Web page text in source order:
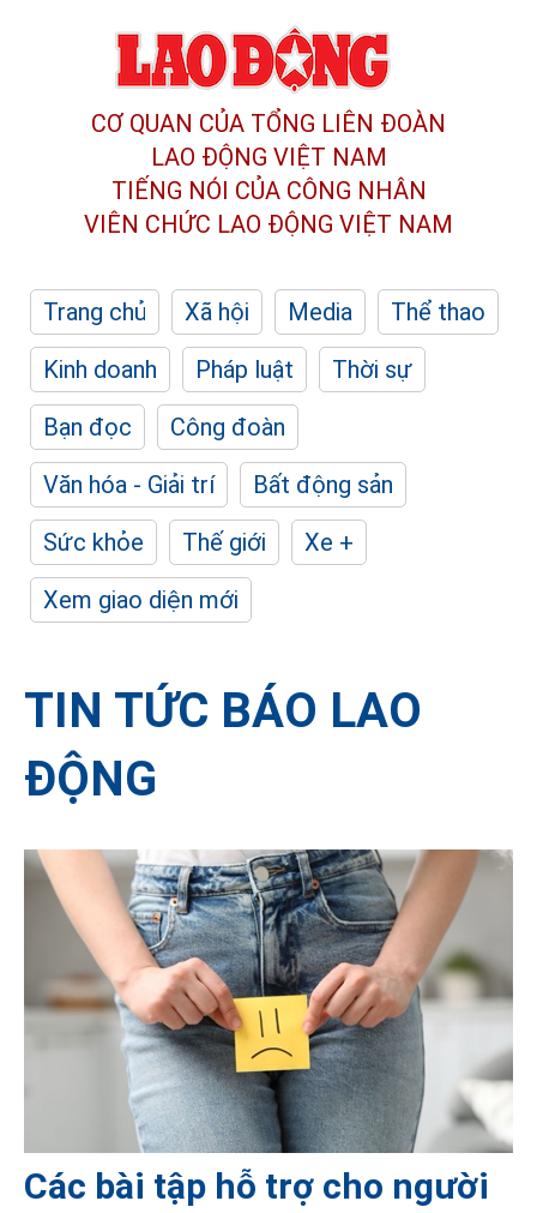
CƠ QUAN CỦA TỔNG LIÊN ĐOÀN
LAO ĐỘNG VIỆT NAM
TIẾNG NÓI CỦA CÔNG NHÂN
VIÊN CHỨC LAO ĐỘNG VIỆT NAM
Trang chủ Xã hội Media
Thể thao
Kinh doanh
Pháp luật
Thời sự
Bạn đọc
Công đoàn
Văn hóa - Giải trí
Bất động sản
Sức khỏe
Thế giới
Xe +
Xem giao diện mới
TIN TỨC BÁO LAO
ĐỘNG
Các bài tập hỗ trợ cho người